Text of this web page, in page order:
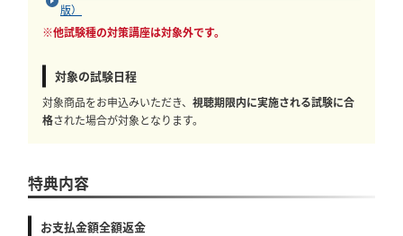
版）
※他試験種の対策講座は対象外です。
対象の試験日程
対象商品をお申込みいただき、 視聴期限内に実施される試験に合
格された場合が対象となります。
特典内容
お支払金額全額返金